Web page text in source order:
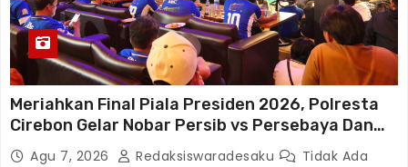
Meriahkan Final Piala Presiden 2026, Polresta
Cirebon Gelar Nobar Persib vs Persebaya Dan
Bagi-Bagi Motor Listrik
Agu 7, 2026 Redaksiswaradesaku
Tidak Ada